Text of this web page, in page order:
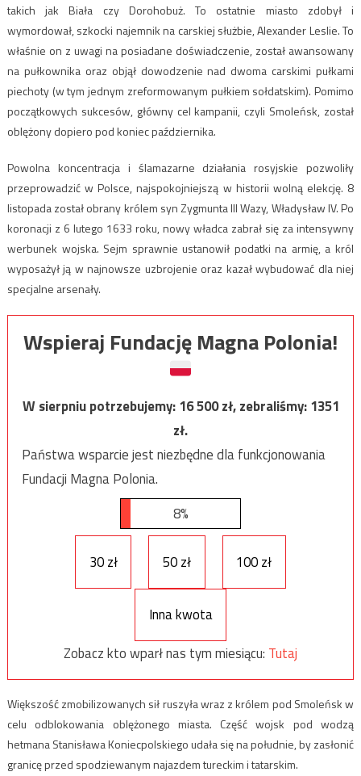
takich jak Biała czy Dorohobuż. To ostatnie miasto zdobył i
wymordował, szkocki najemnik na carskiej służbie, Alexander Leslie. To
właśnie on z uwagi na posiadane doświadczenie, został awansowany
na pułkownika oraz objął dowodzenie nad dwoma carskimi pułkami
piechoty (w tym jednym zreformowanym pułkiem sołdatskim). Pomimo
początkowych sukcesów, główny cel kampanii, czyli Smoleńsk, został
oblężony dopiero pod koniec października.
Powolna koncentracja i ślamazarne działania rosyjskie pozwoliły
przeprowadzić w Polsce, najspokojniejszą w historii wolną elekcję. 8
listopada został obrany królem syn Zygmunta III Wazy, Władysław IV. Po
koronacji z 6 lutego 1633 roku, nowy władca zabrał się za intensywny
werbunek wojska. Sejm sprawnie ustanowił podatki na armię, a król
wyposażył ją w najnowsze uzbrojenie oraz kazał wybudować dla niej
specjalne arsenały.
Wspieraj Fundację Magna Polonia!
W sierpniu potrzebujemy:16 500zł, zebraliśmy:1351
zł.
Państwa wsparcie jest niezbędne dla funkcjonowania
Fundacji Magna Polonia.
8%
30 zł 50 zł 100 zł
Inna kwota
Zobacz kto wparł nas tym miesiącu: Tutaj
Większość zmobilizowanych sił ruszyła wraz z królem pod Smoleńsk w
celu odblokowania oblężonego miasta. Część wojsk pod wodzą
hetmana Stanisława Koniecpolskiego udała się na południe, by zasłonić
granicę przed spodziewanym najazdem tureckim i tatarskim.